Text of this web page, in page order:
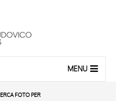
MENU
FOTO PER